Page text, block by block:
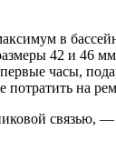
в
42 и 46
часы,
потратить на
связью,